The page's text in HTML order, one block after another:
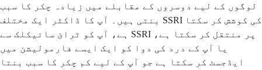
لوگوں کے لیے دوسروں کے مقابلے میں زیادہ چکر کا سبب
بنتی ہیں۔ آپ کا ڈاکٹر ایک مختلف SSRI کی کوشش کر سکتا
ہے، آپ کو ٹرائ سائیکلک سے SSRI پر منتقل کر سکتا ہے،
یا آپ کے درد کی دوا کو ایک ایسے فارمولیشن میں
ایڈجسٹ کر سکتا ہے جو آپ کے لیے کم چکر کا سبب بنتا